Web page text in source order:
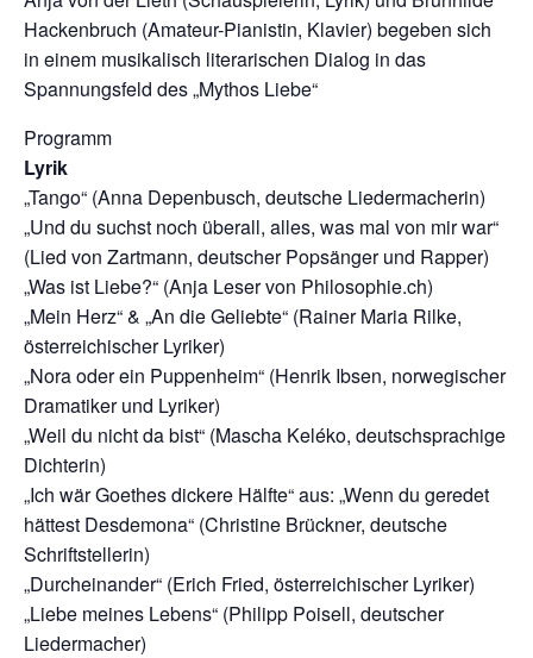
Hackenbruch (Amateur-Pianistin, Klavier) begeben sich
in einem musikalisch literarischen Dialog in das
Spannungsfeld des „Mythos Liebe“
Programm
Lyrik
„Tango“ (Anna Depenbusch, deutsche Liedermacherin)
„Und du suchst noch überall, alles, was mal von mir war“
(Lied von Zartmann, deutscher Popsänger und Rapper)
„Was ist Liebe?“ (Anja Leser von Philosophie.ch)
„Mein Herz“ & „An die Geliebte“ (Rainer Maria Rilke,
österreichischer Lyriker)
„Nora oder ein Puppenheim“ (Henrik Ibsen, norwegischer
Dramatiker und Lyriker)
„Weil du nicht da bist“ (Mascha Keléko, deutschsprachige
Dichterin)
„Ich wär Goethes dickere Hälfte“ aus: „Wenn du geredet
hättest Desdemona“ (Christine Brückner, deutsche
Schriftstellerin)
„Durcheinander“ (Erich Fried, österreichischer Lyriker)
„Liebe meines Lebens“ (Philipp Poisell, deutscher
Liedermacher)